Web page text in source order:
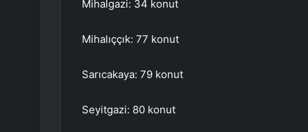
Mihalgazi: 34 konut
Mihalıççık: 77 konut
Sarıcakaya: 79 konut
Seyitgazi: 80 konut